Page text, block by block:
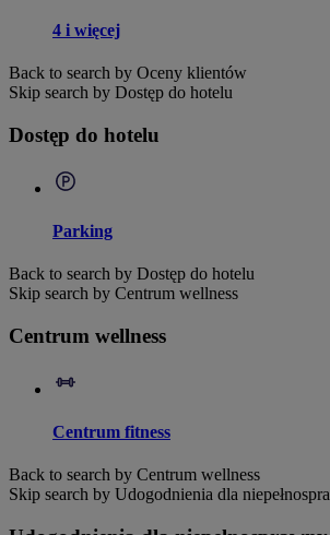
4 i więcej
Back to search by Oceny klientów
Skip search by Dostęp do hotelu
Dostęp do hotelu
Parking
Back to search by Dostęp do hotelu
Skip search by Centrum wellness
Centrum wellness
Centrum fitness
Back to search by Centrum wellness
Skip search by Udogodnienia dla